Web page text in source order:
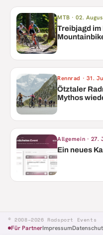
MTB ·02.
Treibjagd
Rennrad · 31.
Ötztaler
Mythos
Allgemein · 27.
Ein neues
© 2008–2026 Radsport Events
Für PartnerImpressum